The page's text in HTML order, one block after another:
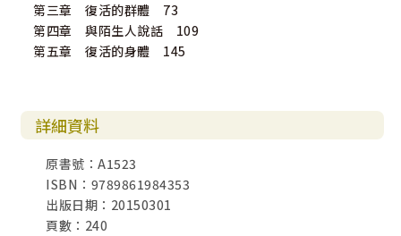
第三章 復活的群體 73
第四章 與陌生人說話 109
第五章 復活的身體 145
詳細資料
原書號：A1523
ISBN：9789861984353
出版日期：20150301
頁數：240